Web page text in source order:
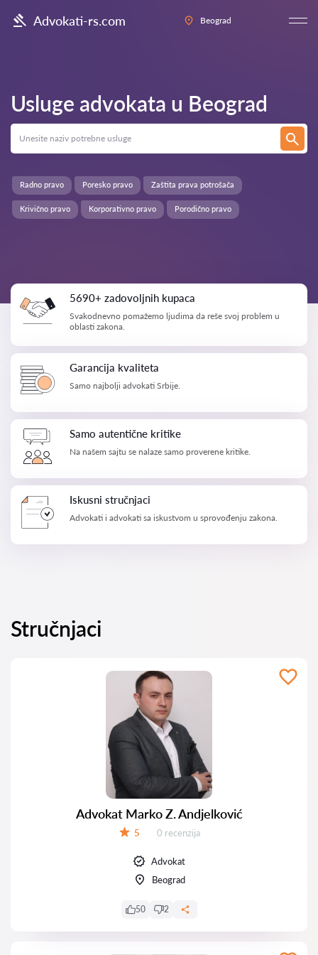
Advokati-rs.com Beograd
Usluge advokata u Beograd
Porodično pravo
Radno pravo Poresko pravo Zaštita prava potrošača
Krivično pravo Korporativno pravo
5690+ zadovoljnih kupaca
Svakodnevno pomažemo ljudima da reše svoj problem u
oblasti zakona.
Garancija kvaliteta
Samo najbolji advokati Srbije.
Samo autentične kritike
Na našem sajtu se nalaze samo proverene kritike.
Iskusni stručnjaci
Advokati i advokati sa iskustvom u sprovođenju zakona.
Stručnjaci
Advokat Marko Z. Andjelković
5 Recenzija:
0 recenzija
Advokat
Beograd
50 2